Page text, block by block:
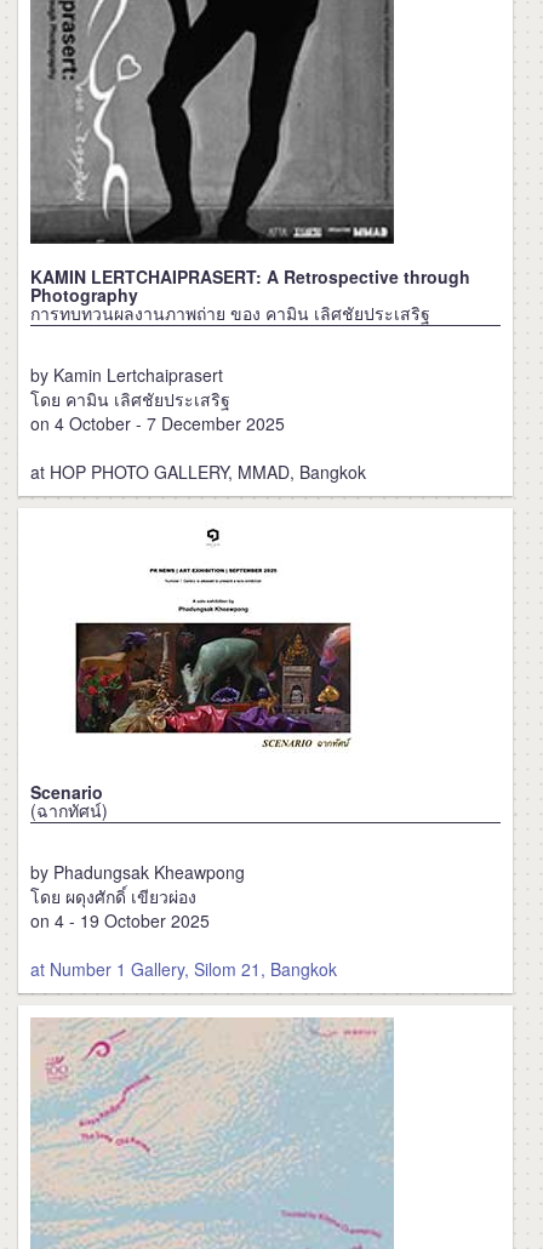
KAMIN LERTCHAIPRASERT: A Retrospective through
Photography
การทบทวนผลงานภาพถ่าย ของ คามิน เลิศชัยประเสริฐ
by Kamin Lertchaiprasert
โดย คามิน เลิศชัยประเสริฐ
on 4 October - 7 December 2025
at HOP PHOTO GALLERY, MMAD, Bangkok
Scenario
(ฉากทัศน์)
by Phadungsak Kheawpong
โดย ผดุงศักดิ์ เขียวผ่อง
on 4 - 19 October 2025
at Number 1 Gallery, Silom 21, Bangkok